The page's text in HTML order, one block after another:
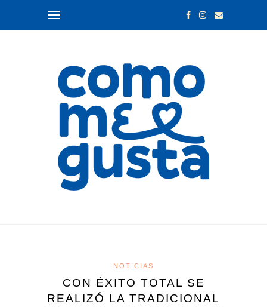
NOTICIAS
CON ÉXITO TOTAL SE
REALIZÓ LA TRADICIONAL